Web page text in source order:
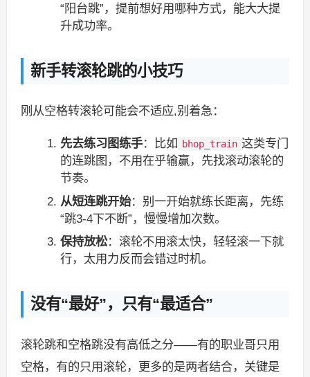
“阳台跳”，提前想好用哪种方式，能大大提
升成功率。
新手转滚轮跳的小技巧
刚从空格转滚轮可能会不适应,别着急：
先去练习图练手：比如 bhop_train 这类专门
的连跳图，不用在乎输赢，先找滚动滚轮的
节奏。
从短连跳开始：别一开始就练长距离，先练
“跳3-4下不断”，慢慢增加次数。
保持放松：滚轮不用滚太快，轻轻滚一下就
行，太用力反而会错过时机。
没有“最好”，只有“最适合”
滚轮跳和空格跳没有高低之分——有的职业哥只用
空格，有的只用滚轮，更多的是两者结合，关键是